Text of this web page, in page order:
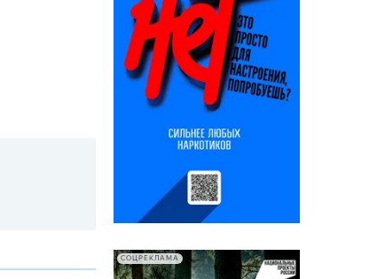
СОЦРЕКЛАМА